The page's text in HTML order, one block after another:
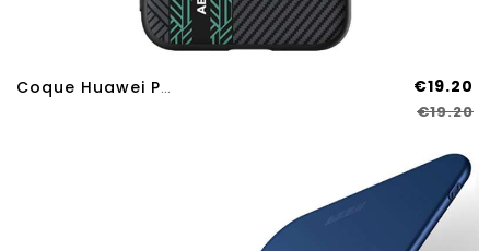
Coque Huawei Pura 80 Pro Magnétique ABEEL €19.20
€19.20